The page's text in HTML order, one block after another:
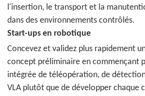
l'insertion, le transport et la
dans des environnements contrôlés.
Start-ups en robotique
Concevez et validez plus rapidement
concept préliminaire en commençant
intégrée de téléopération, de
VLA plutôt que de développer chaque